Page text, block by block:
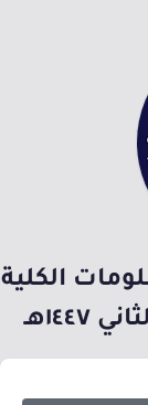
الكلية